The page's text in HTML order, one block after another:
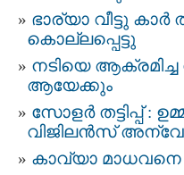
ഭാര്യാ വീട്ടു
കൊല്ലപ്പെട്ടു
നടിയെ ആക്രമിച്ച
ആയേക്കും
സോളർ തട്ടിപ്പ് :
വിജിലന്‍സ്
കാവ്യാ